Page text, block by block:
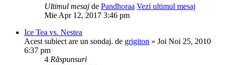
Ultimul mesaj de Pandhoraa Vezi ultimul mesaj
Mie Apr 12, 2017 3:46 pm
Ice Tea vs. Nestea
Acest subiect are un sondaj. de grigiton » Joi Noi 25, 2010
6:37 pm
4 Răspunsuri